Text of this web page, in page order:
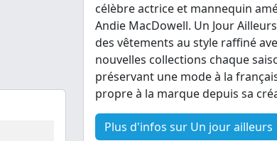
célèbre actrice et mannequin
Andie MacDowell. Un Jour
des vêtements au style raffiné
nouvelles collections chaque
préservant une mode à la
propre à la marque depuis sa
Plus d'infos sur Un jour ailleurs